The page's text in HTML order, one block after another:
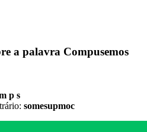
a palavra Compusemos
p s
somesupmoc